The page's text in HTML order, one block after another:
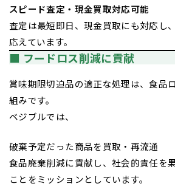
スピード査定・現金買取対応可能
査定は最短即日、現金買取にも対応し
応えています。
■ フードロス削減に貢献
賞味期限切迫品の適正な処理は、食品
組みです。
ベジブルでは、
破棄予定だった商品を買取・再流通
食品廃棄削減に貢献し、社会的責任を
ことをミッションとしています。